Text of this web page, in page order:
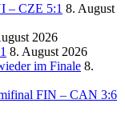
– CZE 5:1 8. August
2026
8. August 2026
im Finale 8.
FIN – CAN 3:6